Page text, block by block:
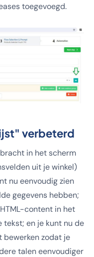
toegevoegd.
verbeterd
in het scherm
uit je winkel)
nu eenvoudig zien
gegevens hebben;
content in het
en je kunt nu de
zodat je
talen eenvoudiger